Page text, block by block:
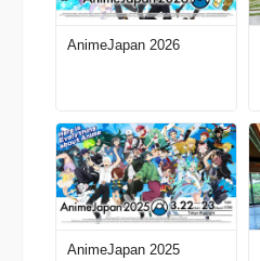
AnimeJapan 2026
AnimeJapan 2025